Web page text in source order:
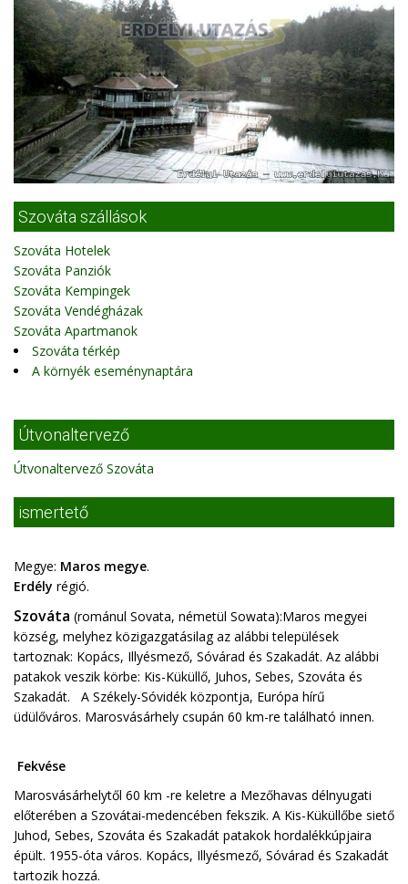
Szováta szállások
Szováta Hotelek
Szováta Panziók
Szováta Kempingek
Szováta Vendégházak
Szováta Apartmanok
Szováta térkép
A környék eseménynaptára
Útvonaltervező
Útvonaltervező Szováta
ismertető
Megye: Maros megye.
Erdély régió.
Szováta (románul Sovata, németül Sowata):Maros megyei
község, melyhez közigazgatásilag az alábbi települések
tartoznak: Kopács, Illyésmező, Sóvárad és Szakadát. Az alábbi
patakok veszik körbe: Kis-Küküllő, Juhos, Sebes, Szováta és
Szakadát. A Székely-Sóvidék központja, Európa hírű
üdülőváros. Marosvásárhely csupán 60 km-re található innen.
Fekvése
Marosvásárhelytől 60 km -re keletre a Mezőhavas délnyugati
előterében a Szovátai-medencében fekszik. A Kis-Küküllőbe siető
Juhod, Sebes, Szováta és Szakadát patakok hordalékkúpjaira
épült. 1955-óta város. Kopács, Illyésmező, Sóvárad és Szakadát
tartozik hozzá.